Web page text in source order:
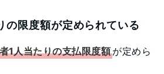
の限度額が定められている
1人当たりの支払限度額が定めら